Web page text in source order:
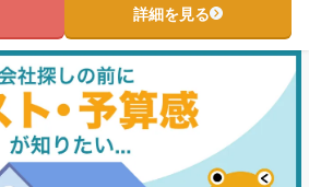
詳細を見る